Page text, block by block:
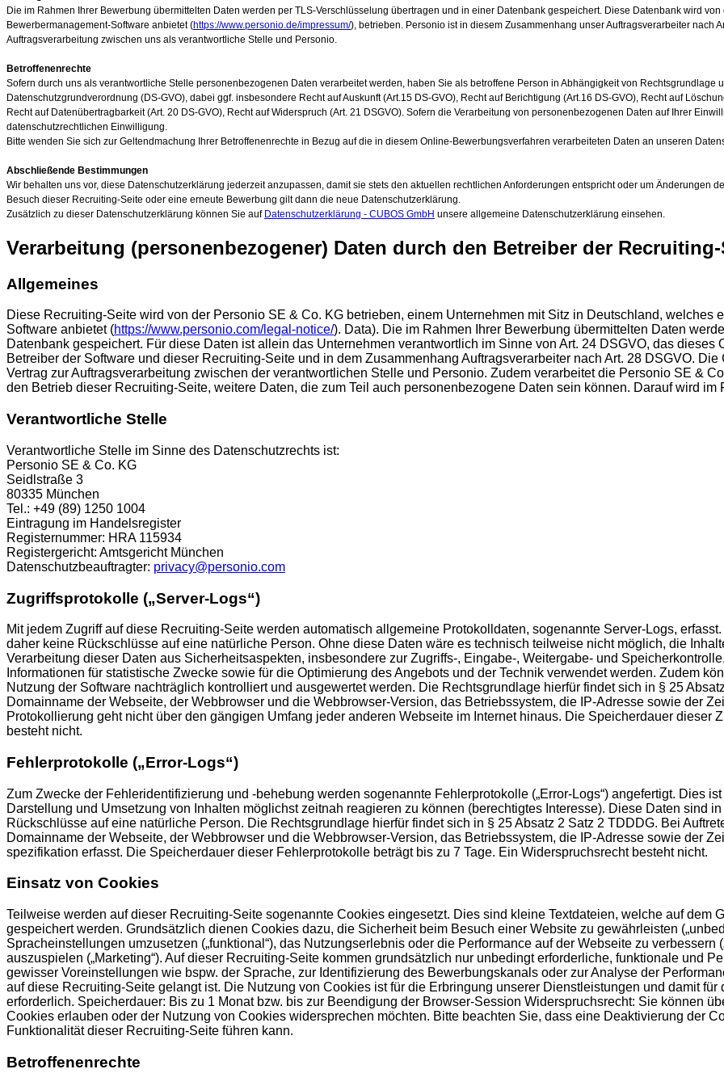
Die im Rahmen Ihrer Bewerbung übermittelten Daten werden per TLS-Verschlüsselung übertragen und in einer Datenbank gespeichert. Diese Datenbank wird
Bewerbermanagement-Software anbietet (https://www.personio.de/impressum/), betrieben. Personio ist in diesem Zusammenhang unser Auftragsverarbeiter nach
Auftragsverarbeitung zwischen uns als verantwortliche Stelle und Personio.
Betroffenenrechte
Sofern durch uns als verantwortliche Stelle personenbezogenen Daten verarbeitet werden, haben Sie als betroffene Person in Abhängigkeit von Rechtsgrundlage
Datenschutzgrundverordnung (DS-GVO), dabei ggf. insbesondere Recht auf Auskunft (Art.15 DS-GVO), Recht auf Berichtigung (Art.16 DS-GVO), Recht auf
Recht auf Datenübertragbarkeit (Art. 20 DS-GVO), Recht auf Widerspruch (Art. 21 DSGVO). Sofern die Verarbeitung von personenbezogenen Daten auf Ihrer
datenschutzrechtlichen Einwilligung.
Bitte wenden Sie sich zur Geltendmachung Ihrer Betroffenenrechte in Bezug auf die in diesem Online-Bewerbungsverfahren verarbeiteten Daten an unseren
Abschließende Bestimmungen
Wir behalten uns vor, diese Datenschutzerklärung jederzeit anzupassen, damit sie stets den aktuellen rechtlichen Anforderungen entspricht oder um Änderungen
Besuch dieser Recruiting-Seite oder eine erneute Bewerbung gilt dann die neue Datenschutzerklärung.
Zusätzlich zu dieser Datenschutzerklärung können Sie auf Datenschutzerklärung - CUBOS GmbH unsere allgemeine Datenschutzerklärung einsehen.
Verarbeitung (personenbezogener) Daten durch den Betreiber der
Allgemeines
Diese Recruiting-Seite wird von der Personio SE & Co. KG betrieben, einem Unternehmen mit Sitz in Deutschland,
Software anbietet (https://www.personio.com/legal-notice/). Data). Die im Rahmen Ihrer Bewerbung übermittelten Daten
Datenbank gespeichert. Für diese Daten ist allein das Unternehmen verantwortlich im Sinne von Art. 24 DSGVO, das
Betreiber der Software und dieser Recruiting-Seite und in dem Zusammenhang Auftragsverarbeiter nach Art. 28 DSGVO.
Vertrag zur Auftragsverarbeitung zwischen der verantwortlichen Stelle und Personio. Zudem verarbeitet die Personio SE &
den Betrieb dieser Recruiting-Seite, weitere Daten, die zum Teil auch personenbezogene Daten sein können. Darauf wird
Verantwortliche Stelle
Verantwortliche Stelle im Sinne des Datenschutzrechts ist:
Personio SE & Co. KG
Seidlstraße 3
80335 München
Tel.: +49 (89) 1250 1004
Eintragung im Handelsregister
Registernummer: HRA 115934
Registergericht: Amtsgericht München
Datenschutzbeauftragter: privacy@personio.com
Zugriffsprotokolle („Server-Logs“)
Mit jedem Zugriff auf diese Recruiting-Seite werden automatisch allgemeine Protokolldaten, sogenannte Server-Logs,
daher keine Rückschlüsse auf eine natürliche Person. Ohne diese Daten wäre es technisch teilweise nicht möglich, die
Verarbeitung dieser Daten aus Sicherheitsaspekten, insbesondere zur Zugriffs-, Eingabe-, Weitergabe- und
Informationen für statistische Zwecke sowie für die Optimierung des Angebots und der Technik verwendet werden. Zudem
Nutzung der Software nachträglich kontrolliert und ausgewertet werden. Die Rechtsgrundlage hierfür findet sich in § 25
Domainname der Webseite, der Webbrowser und die Webbrowser-Version, das Betriebssystem, die IP-Adresse sowie der
Protokollierung geht nicht über den gängigen Umfang jeder anderen Webseite im Internet hinaus. Die Speicherdauer dieser
besteht nicht.
Fehlerprotokolle („Error-Logs“)
Zum Zwecke der Fehleridentifizierung und -behebung werden sogenannte Fehlerprotokolle („Error-Logs“) angefertigt. Dies
Darstellung und Umsetzung von Inhalten möglichst zeitnah reagieren zu können (berechtigtes Interesse). Diese Daten sind
Rückschlüsse auf eine natürliche Person. Die Rechtsgrundlage hierfür findet sich in § 25 Absatz 2 Satz 2 TDDDG. Bei
Domainname der Webseite, der Webbrowser und die Webbrowser-Version, das Betriebssystem, die IP-Adresse sowie der
spezifikation erfasst. Die Speicherdauer dieser Fehlerprotokolle beträgt bis zu 7 Tage. Ein Widerspruchsrecht besteht nicht.
Einsatz von Cookies
Teilweise werden auf dieser Recruiting-Seite sogenannte Cookies eingesetzt. Dies sind kleine Textdateien, welche auf dem
gespeichert werden. Grundsätzlich dienen Cookies dazu, die Sicherheit beim Besuch einer Website zu gewährleisten
Spracheinstellungen umzusetzen („funktional“), das Nutzungserlebnis oder die Performance auf der Webseite zu verbessern
auszuspielen („Marketing“). Auf dieser Recruiting-Seite kommen grundsätzlich nur unbedingt erforderliche, funktionale und
gewisser Voreinstellungen wie bspw. der Sprache, zur Identifizierung des Bewerbungskanals oder zur Analyse der
auf diese Recruiting-Seite gelangt ist. Die Nutzung von Cookies ist für die Erbringung unserer Dienstleistungen und damit
erforderlich. Speicherdauer: Bis zu 1 Monat bzw. bis zur Beendigung der Browser-Session Widerspruchsrecht: Sie können
Cookies erlauben oder der Nutzung von Cookies widersprechen möchten. Bitte beachten Sie, dass eine Deaktivierung der
Funktionalität dieser Recruiting-Seite führen kann.
Betroffenenrechte